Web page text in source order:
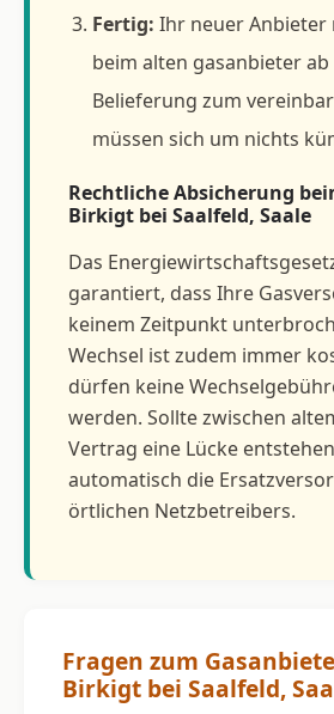
Fertig: Ihr neuer Anbieter
beim alten gasanbieter
Belieferung zum
müssen sich um nichts
Rechtliche Absicherung
Birkigt bei Saalfeld, Saale
Das
garantiert, dass Ihre
keinem Zeitpunkt
Wechsel ist zudem immer
dürfen keine
werden. Sollte zwischen
Vertrag eine Lücke
automatisch die
örtlichen Netzbetreibers.
Fragen zum
Birkigt bei Saalfeld,